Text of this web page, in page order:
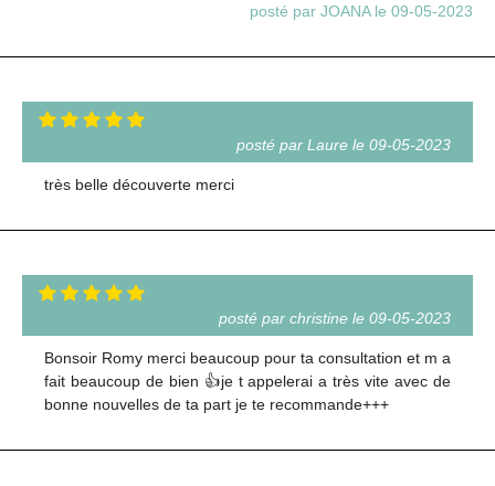
posté par JOANA le 09-05-2023
posté par Laure le 09-05-2023
très belle découverte merci
posté par christine le 09-05-2023
Bonsoir Romy merci beaucoup pour ta consultation et m a
fait beaucoup de bien 👍je t appelerai a très vite avec de
bonne nouvelles de ta part je te recommande+++